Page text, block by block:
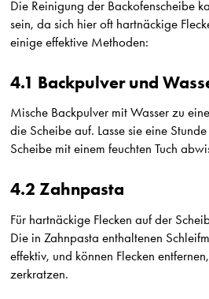
Die Reinigung der Backofenscheibe
sein, da sich hier oft hartnäckige
einige effektive Methoden:
4.1 Backpulver und
Mische Backpulver mit Wasser zu
die Scheibe auf. Lasse sie eine
Scheibe mit einem feuchten Tuch
4.2 Zahnpasta
Für hartnäckige Flecken auf der
Die in Zahnpasta enthaltenen
effektiv, und können Flecken
zerkratzen.